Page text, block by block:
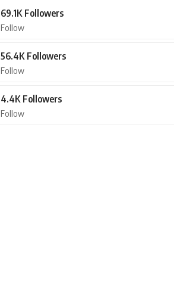
69.1K Followers
Follow
56.4K Followers
Follow
4.4K Followers
Follow